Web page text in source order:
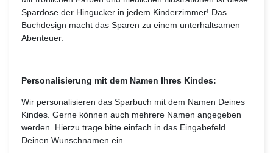
Spardose der Hingucker in jedem Kinderzimmer! Das
Buchdesign macht das Sparen zu einem unterhaltsamen
Abenteuer.
Personalisierung mit dem Namen Ihres Kindes:
Wir personalisieren das Sparbuch mit dem Namen Deines
Kindes. Gerne können auch mehrere Namen angegeben
werden. Hierzu trage bitte einfach in das Eingabefeld
Deinen Wunschnamen ein.